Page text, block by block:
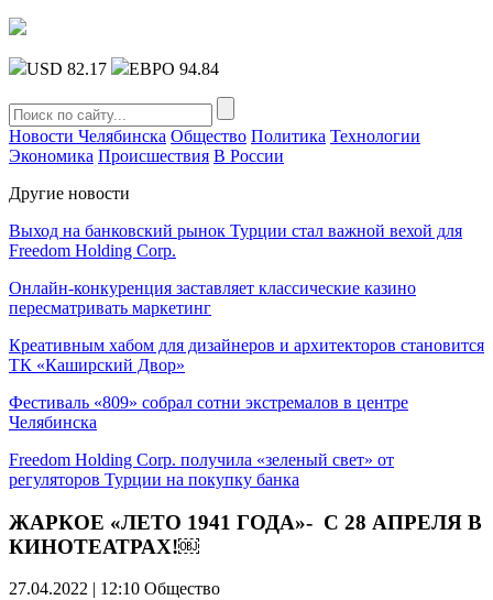
USD 82.17 ЕВРО 94.84
Новости Челябинска Общество Политика Технологии
Экономика Происшествия В России
Другие новости
Выход на банковский рынок Турции стал важной вехой для
Freedom Holding Corp.
Онлайн-конкуренция заставляет классические казино
пересматривать маркетинг
Креативным хабом для дизайнеров и архитекторов становится
ТК «Каширский Двор»
Фестиваль «809» собрал сотни экстремалов в центре
Челябинска
Freedom Holding Corp. получила «зеленый свет» от
регуляторов Турции на покупку банка
ЖАРКОЕ «ЛЕТО 1941 ГОДА»- C 28 АПРЕЛЯ В
КИНОТЕАТРАХ!￼
27.04.2022 | 12:10 Общество